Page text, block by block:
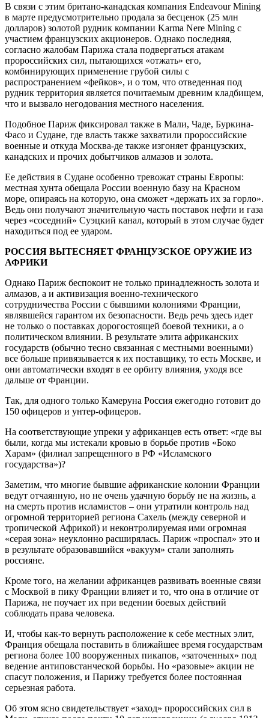
В связи с этим британо-канадская компания Endeavour Mining
в марте предусмотрительно продала за бесценок (25 млн
долларов) золотой рудник компании Karma Nere Mining с
участием французских акционеров. Однако последняя,
согласно жалобам Парижа стала подвергаться атакам
пророссийских сил, пытающихся «отжать» его,
комбинирующих применение грубой силы с
распространением «фейков», и о том, что отведенная под
рудник территория является почитаемым древним кладбищем,
что и вызвало негодования местного населения.
Подобное Париж фиксировал также в Мали, Чаде, Буркина-
Фасо и Судане, где власть также захватили пророссийские
военные и откуда Москва-де также изгоняет французских,
канадских и прочих добытчиков алмазов и золота.
Ее действия в Судане особенно тревожат страны Европы:
местная хунта обещала России военную базу на Красном
море, опираясь на которую, она сможет «держать их за горло».
Ведь они получают значительную часть поставок нефти и газа
через «соседний» Суэцкий канал, который в этом случае будет
находиться под ее ударом.
РОССИЯ ВЫТЕСНЯЕТ ФРАНЦУЗСКОЕ ОРУЖИЕ ИЗ
АФРИКИ
Однако Париж беспокоит не только принадлежность золота и
алмазов, а и активизация военно-технического
сотрудничества России с бывшими колониями Франции,
являвшейся гарантом их безопасности. Ведь речь здесь идет
не только о поставках дорогостоящей боевой техники, а о
политическом влиянии. В результате элита африканских
государств (обычно тесно связанная с местными военными)
все больше привязывается к их поставщику, то есть Москве, и
они автоматически входят в ее орбиту влияния, уходя все
дальше от Франции.
Так, для одного только Камеруна Россия ежегодно готовит до
150 офицеров и унтер-офицеров.
На соответствующие упреки у африканцев есть ответ: «где вы
были, когда мы истекали кровью в борьбе против «Боко
Харам» (филиал запрещенного в РФ «Исламского
государства»)?
Заметим, что многие бывшие африканские колонии Франции
ведут отчаянную, но не очень удачную борьбу не на жизнь, а
на смерть против исламистов – они утратили контроль над
огромной территорией региона Сахель (между северной и
тропической Африкой) и неконтролируемая ими огромная
«серая зона» неуклонно расширялась. Париж «проспал» это и
в результате образовавшийся «вакуум» стали заполнять
россияне.
Кроме того, на желании африканцев развивать военные связи
с Москвой в пику Франции влияет и то, что она в отличие от
Парижа, не поучает их при ведении боевых действий
соблюдать права человека.
И, чтобы как-то вернуть расположение к себе местных элит,
Франция обещала поставить в ближайшее время государствам
региона более 100 вооруженных пикапов, «заточенных» под
ведение антиповстанческой борьбы. Но «разовые» акции не
спасут положения, и Парижу требуется более постоянная
серьезная работа.
Об этом ясно свидетельствует «заход» пророссийских сил в